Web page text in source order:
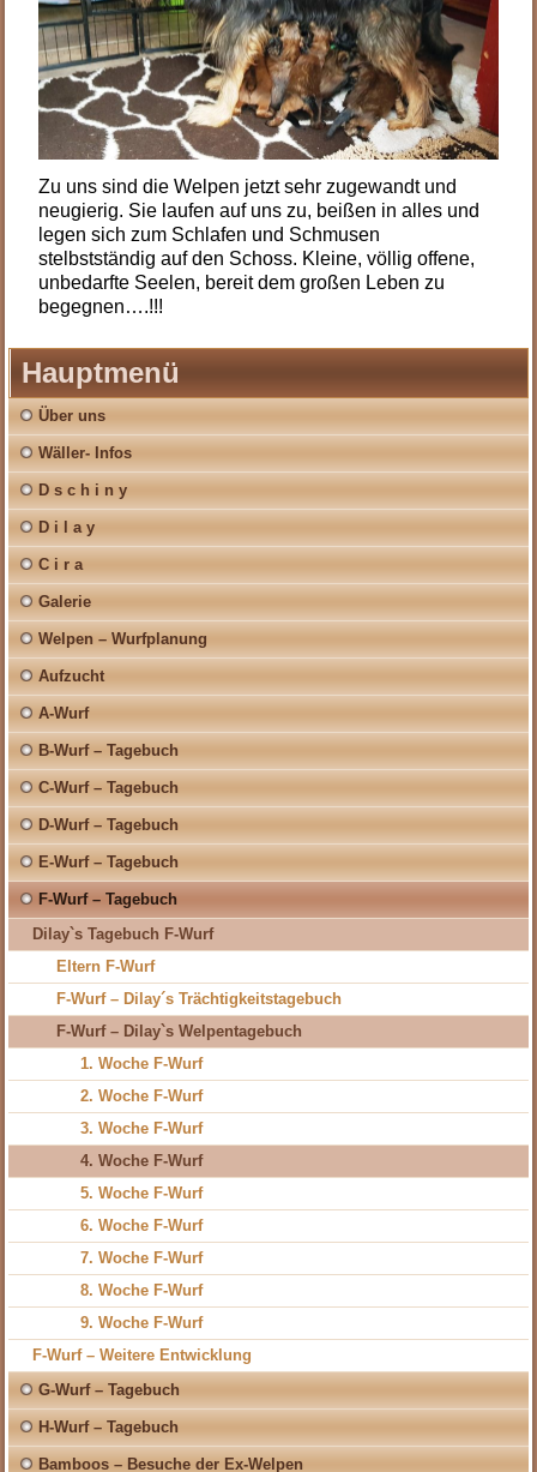
Zu uns sind die Welpen jetzt sehr zugewandt und
neugierig. Sie laufen auf uns zu, beißen in alles und
legen sich zum Schlafen und Schmusen
stelbstständig auf den Schoss. Kleine, völlig offene,
unbedarfte Seelen, bereit dem großen Leben zu
begegnen….!!!
Hauptmenü
Über uns
Wäller- Infos
D s c h i n y
D i l a y
C i r a
Galerie
Welpen – Wurfplanung
Aufzucht
A-Wurf
B-Wurf – Tagebuch
C-Wurf – Tagebuch
D-Wurf – Tagebuch
E-Wurf – Tagebuch
F-Wurf – Tagebuch
Dilay`s Tagebuch F-Wurf
Eltern F-Wurf
F-Wurf – Dilay´s Trächtigkeitstagebuch
F-Wurf – Dilay`s Welpentagebuch
1. Woche F-Wurf
2. Woche F-Wurf
3. Woche F-Wurf
4. Woche F-Wurf
5. Woche F-Wurf
6. Woche F-Wurf
7. Woche F-Wurf
8. Woche F-Wurf
9. Woche F-Wurf
F-Wurf – Weitere Entwicklung
G-Wurf – Tagebuch
H-Wurf – Tagebuch
Bamboos – Besuche der Ex-Welpen